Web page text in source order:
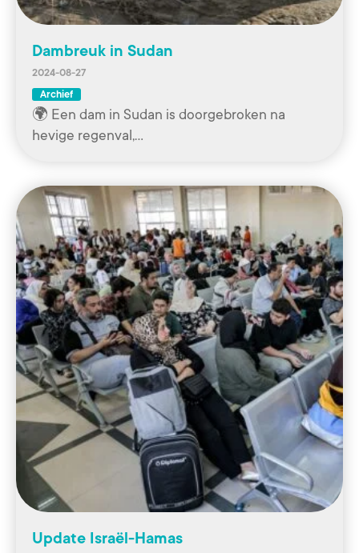
Dambreuk in Sudan
2024-08-27
Archief
🌍 Een dam in Sudan is doorgebroken na
hevige regenval,…
Update Israël-Hamas